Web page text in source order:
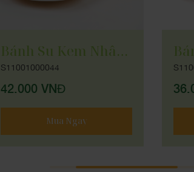
Bánh Su Kem Nhân Vải
S11001000044
42.000 VNĐ
Mua Ngay